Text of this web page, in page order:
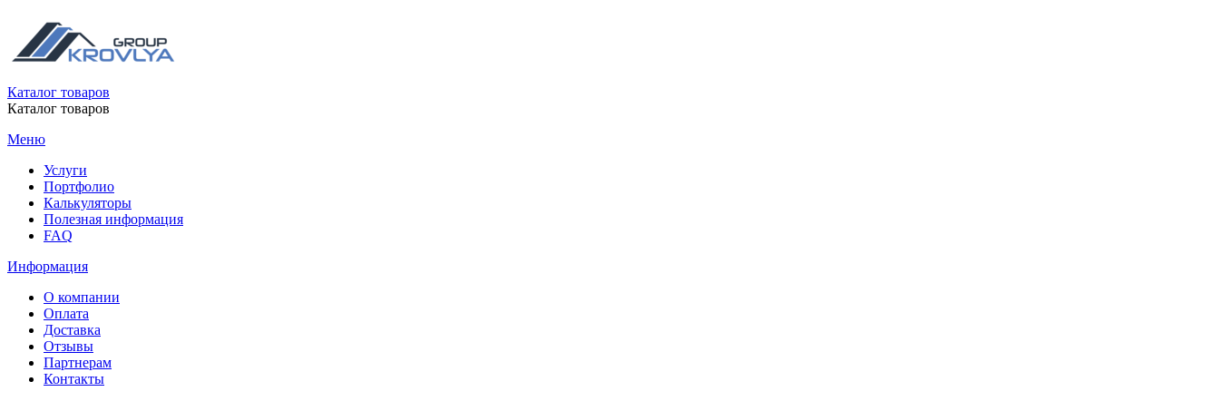
Каталог товаров
Каталог товаров
Меню
Услуги
Портфолио
Калькуляторы
Полезная информация
FAQ
Информация
О компании
Оплата
Доставка
Отзывы
Партнерам
Контакты